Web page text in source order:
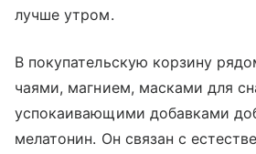
лучше утром.
В покупательскую корзину
чаями, магнием, масками для
успокаивающими добавками
мелатонин. Он связан с